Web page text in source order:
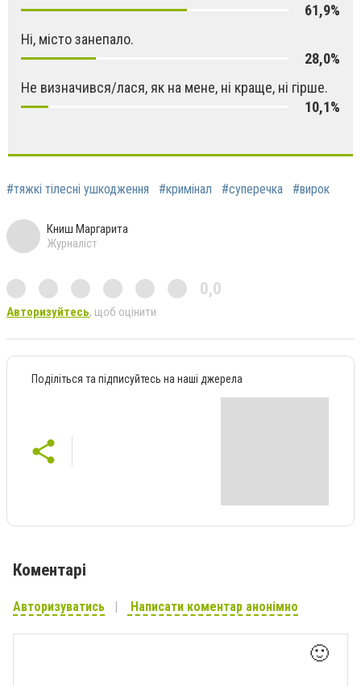
61,9%
Ні, місто занепало.
28,0%
Не визначився/лася, як на мене, ні краще, ні гірше.
10,1%
#тяжкі тілесні ушкодження #кримінал #суперечка #вирок
Книш Маргарита
Журналіст
0,0
Авторизуйтесь, щоб оцінити
Поділіться та підписуйтесь на наші джерела
Коментарі
Авторизуватись Написати коментар анонімно
🙂